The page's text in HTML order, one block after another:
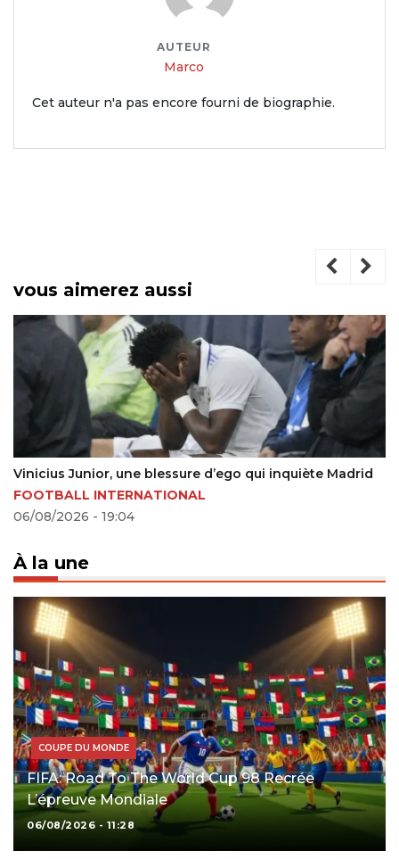
AUTEUR
Marco
Cet auteur n'a pas encore fourni de biographie.
vous aimerez aussi
Junior, une blessure d’ego qui inquiète Madrid
INTERNATIONAL
- 19:04
Cédric
22/09/
À la une
COUPE DU MONDE
FIFA: Road To The World Cup 98 Recrée
L’épreuve Mondiale
06/08/2026 - 11:28